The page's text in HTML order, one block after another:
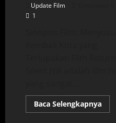
Update Film
1
Baca SelengkapnyaRead
more